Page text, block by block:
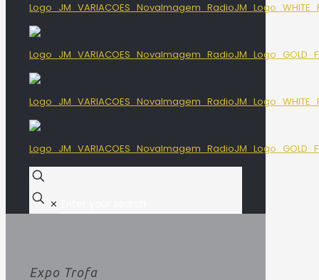
✕
Expo Trofa